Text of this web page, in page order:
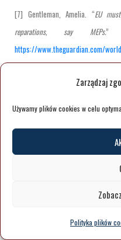
Zarządzaj
Używamy plików cookies w celu
Polityka plików
[7] Gentleman, Amelia. “EU
reparations, say MEPs.”
https://www.theguardian.com/
colonialism-and-support-
Culture
Dostep:
https://culture.ec.europa.eu/
1/76, ECLI:EU:C:1977:63